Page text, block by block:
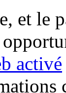
et le
activé